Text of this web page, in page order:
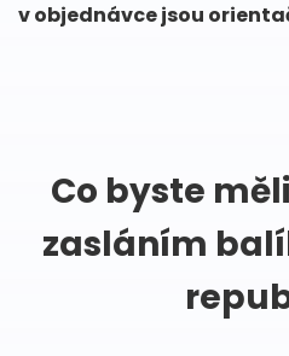
v objednávce jsou
Co byste
zasláním